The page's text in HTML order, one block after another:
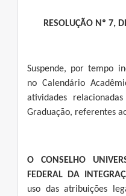
RESOLUÇÃO Nº 7,
Suspende, por tempo
no Calendário
atividades
Graduação, referentes
O CONSELHO
FEDERAL DA
uso das atribuições